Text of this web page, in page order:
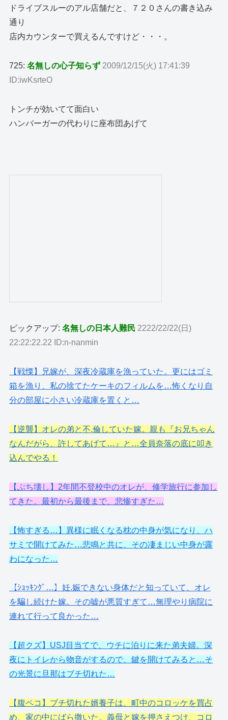
ドライブスルーのアル店舗だと、７２０さんの書き込み
通り
店内カウンターで買えるんですけど・・・。
725:名無しの心子知らず 2009/12/15(火) 17:41:39
ID:iwKsrteO
トンチが効いてて面白い
ハンバーガーの代わりに座布団あげて
ピックアップ:名無しの日本人難民 2222/22/22(日)
22:22:22.22 ID:n-nanmin
【戦慄】兄嫁が、深夜冷蔵庫を漁っていた。更にはゴミ
箱を漁り、私の捨てたケーキのフィルムを…怖くなり自
分の部屋に小さい冷蔵庫を置くと…
【逆襲】オレの弟と不.倫していた嫁。親も『お兄ちゃん
なんだがら、許してあげて…』と…全員奈落の底に叩き
込んでやる！
【ぶち壊し】2年間不登校中のオレが、修学旅行に参加し
てきた。最初から最後まで、悲惨すぎた…
【怖すぎる…】異様に眠くなる枕の中身が気になり、ハ
サミで開けてみた…悲鳴と共に、その凄まじい中身が露
わになった…
【ｼｮｯｷﾝｸﾞ…】妊.娠できない身体だと知っていて、オレ
を騙し続けた嫁。その嘘が悪質すぎて…無理やり病院に
連れて行って良かった…
【超クズ】USJ目当てで、ウチに泊りに来た弟夫婦。深
夜にトイレから物音がするので、鍵を開けてみると…そ
の光景に旦那はブチ切れた…
【腹ペコ】ブチ切れた婿養子は、町中のコロッケを買占
め、家の中にばら撒いた。義母と嫁を押さえつけ、コロ